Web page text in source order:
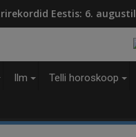
Eestis: 6. augustil
Ilm Telli horoskoop